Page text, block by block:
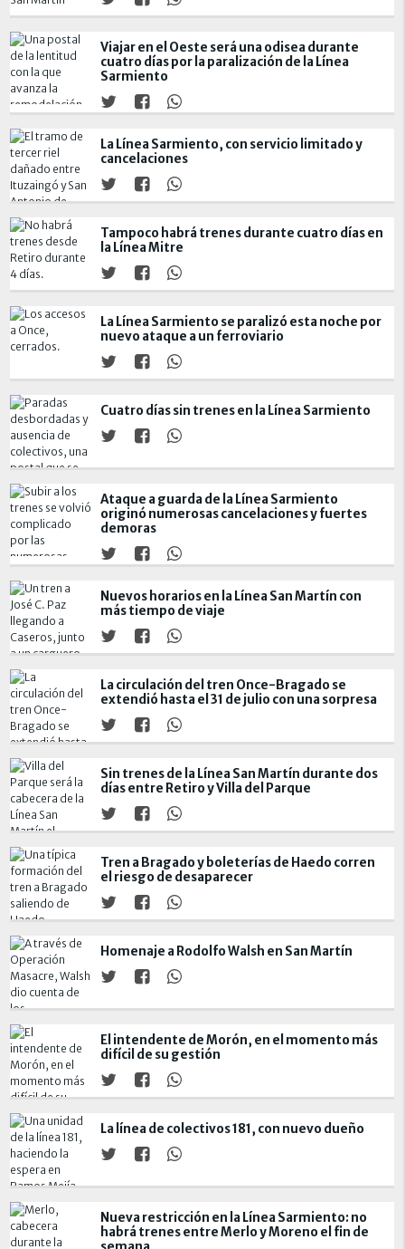
Viajar en el Oeste será una odisea durante
cuatro días por la paralización de la Línea
Sarmiento
La Línea Sarmiento, con servicio limitado y
cancelaciones
Tampoco habrá trenes durante cuatro días en
la Línea Mitre
La Línea Sarmiento se paralizó esta noche por
nuevo ataque a un ferroviario
Cuatro días sin trenes en la Línea Sarmiento
Ataque a guarda de la Línea Sarmiento
originó numerosas cancelaciones y fuertes
demoras
Nuevos horarios en la Línea San Martín con
más tiempo de viaje
La circulación del tren Once-Bragado se
extendió hasta el 31 de julio con una sorpresa
Sin trenes de la Línea San Martín durante dos
días entre Retiro y Villa del Parque
Tren a Bragado y boleterías de Haedo corren
el riesgo de desaparecer
Homenaje a Rodolfo Walsh en San Martín
El intendente de Morón, en el momento más
difícil de su gestión
La línea de colectivos 181, con nuevo dueño
Nueva restricción en la Línea Sarmiento: no
habrá trenes entre Merlo y Moreno el fin de